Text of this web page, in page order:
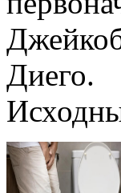
Диего.